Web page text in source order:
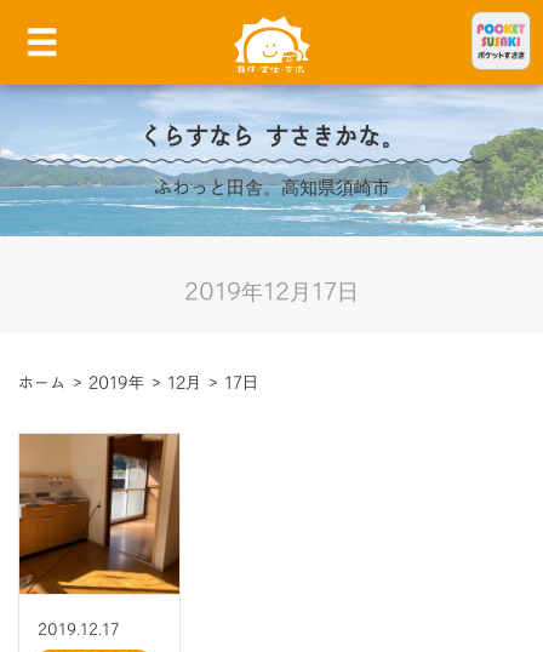
くらすなら すさきかな。
ふわっと田舎。高知県須崎市
2019年12月17日
ホーム > 2019年 > 12月 > 17日
2019.12.17